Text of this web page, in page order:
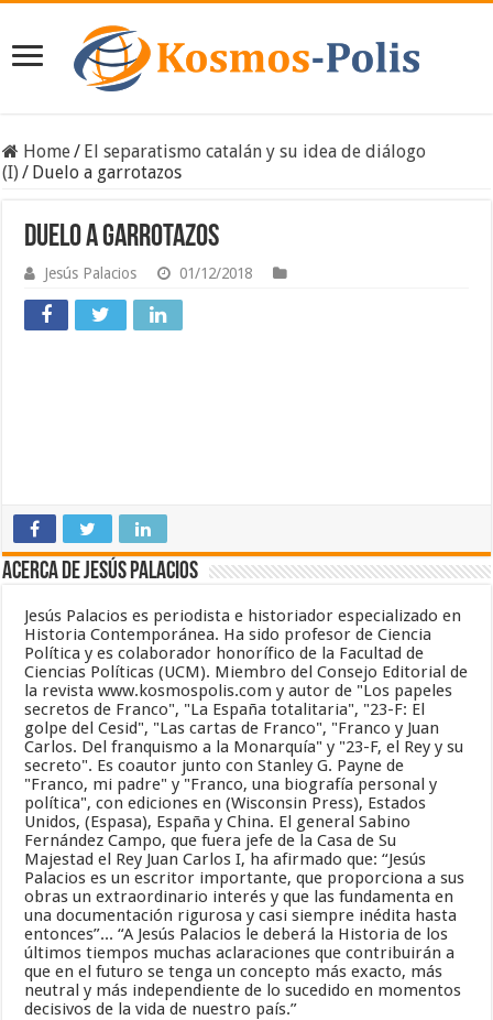
Home/ El separatismo catalán y su idea de diálogo
(I) / Duelo a garrotazos
Duelo a garrotazos
Jesús Palacios 01/12/2018
Acerca de Jesús Palacios
Jesús Palacios es periodista e historiador especializado en
Historia Contemporánea. Ha sido profesor de Ciencia
Política y es colaborador honorífico de la Facultad de
Ciencias Políticas (UCM). Miembro del Consejo Editorial de
la revista www.kosmospolis.com y autor de "Los papeles
secretos de Franco", "La España totalitaria", "23-F: El
golpe del Cesid", "Las cartas de Franco", "Franco y Juan
Carlos. Del franquismo a la Monarquía" y "23-F, el Rey y su
secreto". Es coautor junto con Stanley G. Payne de
"Franco, mi padre" y "Franco, una biografía personal y
política", con ediciones en (Wisconsin Press), Estados
Unidos, (Espasa), España y China. El general Sabino
Fernández Campo, que fuera jefe de la Casa de Su
Majestad el Rey Juan Carlos I, ha afirmado que: “Jesús
Palacios es un escritor importante, que proporciona a sus
obras un extraordinario interés y que las fundamenta en
una documentación rigurosa y casi siempre inédita hasta
entonces”... “A Jesús Palacios le deberá la Historia de los
últimos tiempos muchas aclaraciones que contribuirán a
que en el futuro se tenga un concepto más exacto, más
neutral y más independiente de lo sucedido en momentos
decisivos de la vida de nuestro país.”